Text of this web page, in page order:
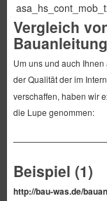
Vergleich
Um uns und auch
der Qualität der im
verschaffen, haben wir
die Lupe genommen:
Beispiel (1)
http://bau-was.de/